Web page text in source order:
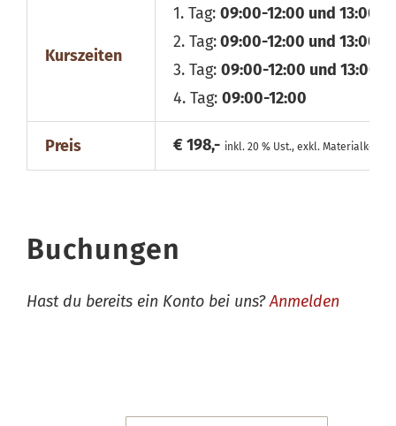
Kurszeiten
1. Tag: 09:00-12:00 und 13:00-
2. Tag:09:00-12:00 und 13:00-
3. Tag: 09:00-12:00 und 13:00-
4. Tag: 09:00-12:00
Preis € 198,- inkl. 20 % Ust., exkl. Materialkosten
Buchungen
Hast du bereits ein Konto bei uns?Anmelden